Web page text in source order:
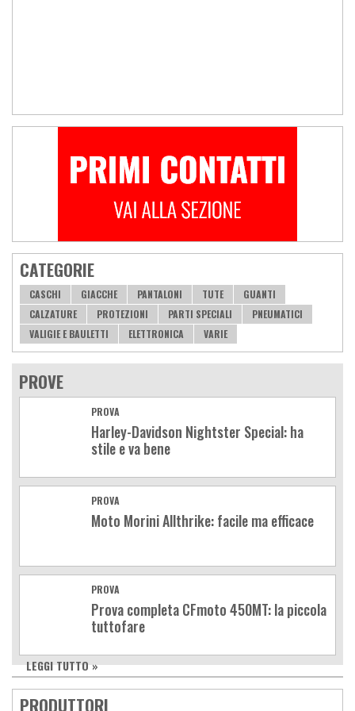
CATEGORIE
CASCHI GIACCHE PANTALONI TUTE
GUANTI
CALZATURE
PROTEZIONI PARTI SPECIALI
PNEUMATICI
VALIGIE E BAULETTI
ELETTRONICA VARIE
PROVE
PROVA
Harley-Davidson Nightster Special: ha
stile e va bene
PROVA
Moto Morini Allthrike: facile ma efficace
PROVA
Prova completa CFmoto 450MT: la piccola
tuttofare
LEGGI TUTTO »
PRODUTTORI